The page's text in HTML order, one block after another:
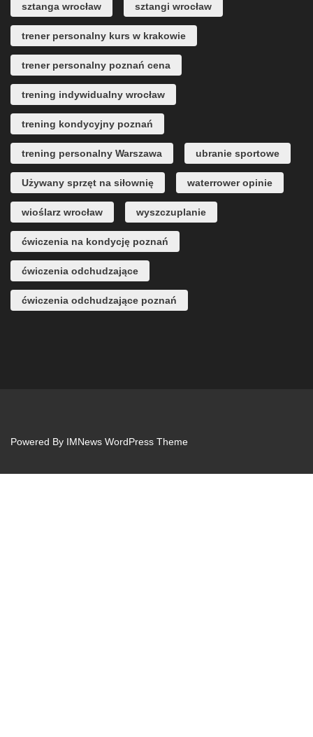
sztanga wrocław sztangi wrocław
trener personalny kurs w krakowie
trener personalny poznań cena
trening indywidualny wrocław
trening kondycyjny poznań
trening personalny Warszawa ubranie sportowe
Używany sprzęt na siłownię waterrower opinie
wioślarz wrocław wyszczuplanie
ćwiczenia na kondycję poznań
ćwiczenia odchudzające
ćwiczenia odchudzające poznań
Powered By IMNews WordPress Theme